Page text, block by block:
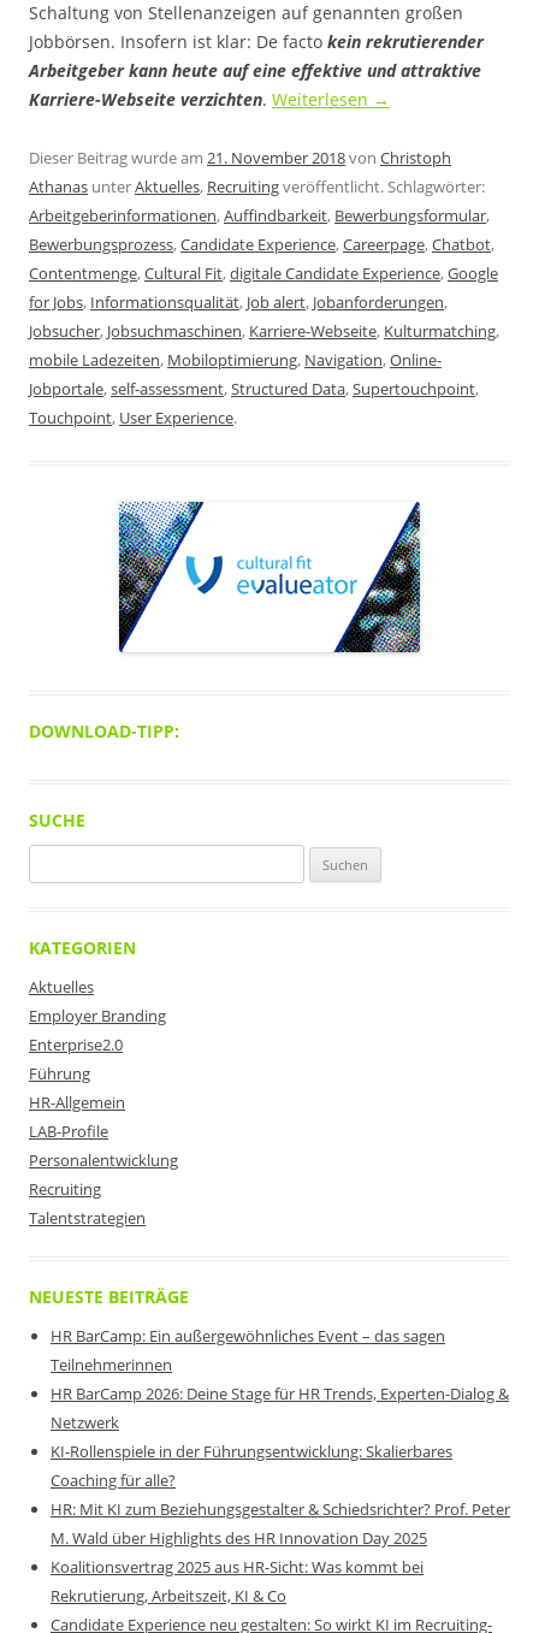
Schaltung von Stellenanzeigen auf genannten großen
Jobbörsen. Insofern ist klar: De facto kein rekrutierender
Arbeitgeber kann heute auf eine effektive und attraktive
Karriere-Webseite verzichten. Weiterlesen →
Dieser Beitrag wurde am 21. November 2018von Christoph
Athanas unterAktuelles, Recruitingveröffentlicht. Schlagwörter:
Arbeitgeberinformationen,Auffindbarkeit, Bewerbungsformular,
Bewerbungsprozess,Candidate Experience,Careerpage,Chatbot,
Contentmenge,Cultural Fit,digitale Candidate Experience,Google
for Jobs, Informationsqualität, Job alert, Jobanforderungen,
Jobsucher, Jobsuchmaschinen, Karriere-Webseite, Kulturmatching,
mobile Ladezeiten, Mobiloptimierung, Navigation,Online-
Jobportale,self-assessment,Structured Data,Supertouchpoint,
Touchpoint, User Experience.
DOWNLOAD-TIPP:
SUCHE
nach:
KATEGORIEN
Aktuelles
Employer Branding
Enterprise2.0
Führung
HR-Allgemein
LAB-Profile
Personalentwicklung
Recruiting
Talentstrategien
NEUESTE BEITRÄGE
HR BarCamp: Ein außergewöhnliches Event – das sagen
Teilnehmerinnen
HR BarCamp 2026: Deine Stage für HR Trends, Experten-Dialog &
Netzwerk
KI-Rollenspiele in der Führungsentwicklung: Skalierbares
Coaching für alle?
HR: Mit KI zum Beziehungsgestalter & Schiedsrichter? Prof. Peter
M. Wald über Highlights des HR Innovation Day 2025
Koalitionsvertrag 2025 aus HR-Sicht: Was kommt bei
Rekrutierung, Arbeitszeit, KI & Co
Candidate Experience neu gestalten: So wirkt KI im Recruiting-